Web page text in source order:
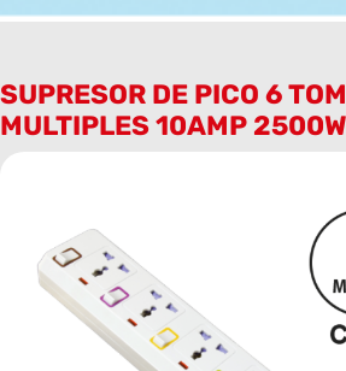
SUPRESOR DE PICO 6
MULTIPLES 10AMP 2500W